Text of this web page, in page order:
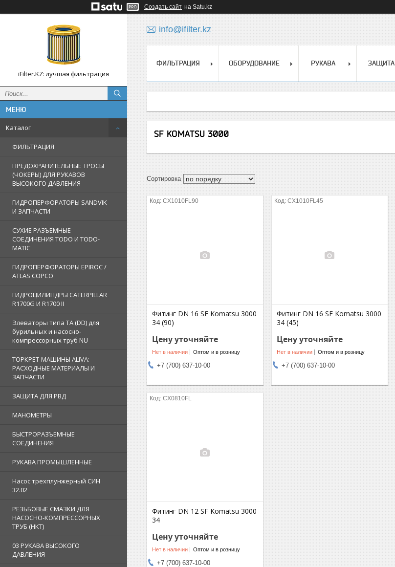
Создать сайт на Satu.kz
iFilter.KZ: лучшая фильтрация
Каталог
ФИЛЬТРАЦИЯ
ПРЕДОХРАНИТЕЛЬНЫЕ ТРОСЫ
(ЧОКЕРЫ) ДЛЯ РУКАВОВ
ВЫСОКОГО ДАВЛЕНИЯ
ГИДРОПЕРФОРАТОРЫ SANDVIK
И ЗАПЧАСТИ
СУХИЕ РАЗЪЕМНЫЕ
СОЕДИНЕНИЯ TODO И TODO-
MATIC
ГИДРОПЕРФОРАТОРЫ EPIROC /
ATLAS COPCO
ГИДРОЦИЛИНДРЫ CATERPILLAR
R1700G И R1700 II
Элеваторы типа TA (DD) для
бурильных и насосно-
компрессорных труб NU
ТОРКРЕТ-МАШИНЫ ALIVA:
РАСХОДНЫЕ МАТЕРИАЛЫ И
ЗАПЧАСТИ
ЗАЩИТА ДЛЯ РВД
МАНОМЕТРЫ
БЫСТРОРАЗЪЕМНЫЕ
СОЕДИНЕНИЯ
РУКАВА ПРОМЫШЛЕННЫЕ
Насос трехплунжерный СИН
32.02
РЕЗЬБОВЫЕ СМАЗКИ ДЛЯ
НАСОСНО-КОМПРЕССОРНЫХ
ТРУБ (НКТ)
03 РУКАВА ВЫСОКОГО
ДАВЛЕНИЯ
info@ifilter.kz
ФИЛЬТРАЦИЯ ОБОРУДОВАНИЕ РУКАВА ЗАЩИТА
SF KOMATSU 3000
CX1010FL90
Фитинг DN 16 SF Komatsu 3000
34 (90)
Цену уточняйте
Нет в наличии Оптом и в розницу
+7 (700) 637-10-00
CX1010FL45
Фитинг DN 16 SF Komatsu 3000
34 (45)
Цену уточняйте
Нет в наличии Оптом и в розницу
+7 (700) 637-10-00
CX0810FL
Фитинг DN 12 SF Komatsu 3000
34
Цену уточняйте
Нет в наличии Оптом и в розницу
+7 (700) 637-10-00